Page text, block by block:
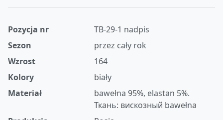
Pozycja nr
TB-29-1 nadpis
Sezon
przez cały rok
Wzrost
164
Kolory
biały
Materiał
bawełna 95%, elastan 5%.
Ткань: вискозный bawełna